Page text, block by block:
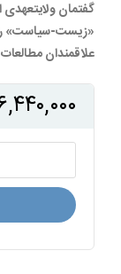
گفتمان ولایتعهدی
«زیست-سیاست» را
علاقمندان
گفتمان
دینی:
مبانی